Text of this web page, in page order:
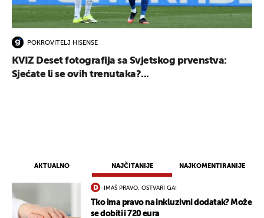
AKTUALNO NAJČITANIJE NAJKOMENTIRANIJE
IMAŠ PRAVO, OSTVARI GA!
Tko ima pravo na inkluzivni dodatak? Može
se dobiti i 720 eura
POKROVITELJ HISENSE
KVIZ Deset fotografija sa Svjetskog prvenstva:
Sjećate li se ovih trenutaka?...